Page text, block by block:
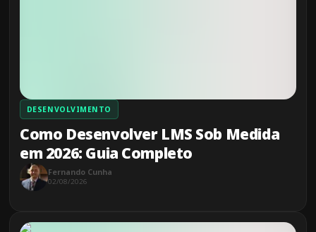
DESENVOLVIMENTO
Como Desenvolver LMS Sob Medida
em 2026: Guia Completo
Fernando Cunha
02/08/2026